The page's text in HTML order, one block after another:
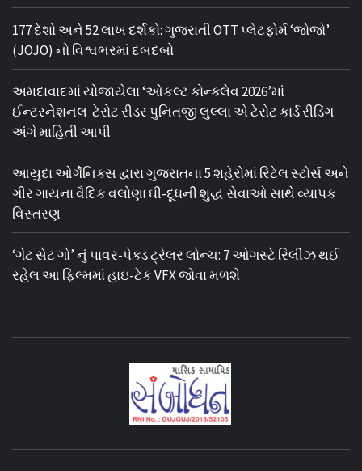
177 દેશો અને 52 લાખ દર્શકો: ગુજરાતી OTT પ્લેટફોર્મ ‘જોજો’
(JOJO) નો વિશ્વભરમાં દબદબો
અમદાવાદમાં યોજાયેલા ‘ઓકલ્ટ કોન્ક્લેવ 2026’માં
ઈન્ટરનેશનલ ટેરોટ રીડર પુનિતજી લુલ્લા એ ટેરોટ કાર્ડ રીડિંગ
અંગે માહિતી આપી
આયુદા ઓર્ગેનિક્સ દ્વારા ગુજરાતના 5 શહેરોમાં રિટેલ સ્ટોર્સ અને
ગીર ગાયના વૈદિક વલોણા ઘી-દૂધની શુદ્ધ સેવાઓ સાથે વ્યાપક
વિસ્તરણ
‘ગેટ સેટ ગો’ નું પાવર-પેક્ડ ટ્રેલર લોન્ચ: 7 ઓગસ્ટે રિલીઝ થઈ
રહેલ આ ફિલ્મમાં હાઇ-ટેક VFX જોવા મળશે